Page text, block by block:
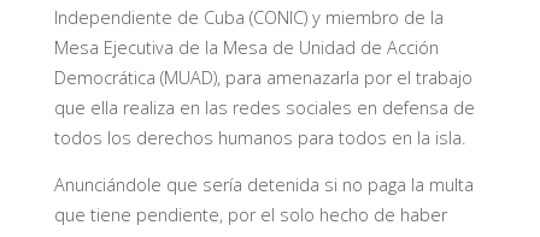
Independiente de Cuba (CONIC) y miembro de la
Mesa Ejecutiva de la Mesa de Unidad de Acción
Democrática (MUAD), para amenazarla por el trabajo
que ella realiza en las redes sociales en defensa de
todos los derechos humanos para todos en la isla.
Anunciándole que sería detenida si no paga la multa
que tiene pendiente, por el solo hecho de haber